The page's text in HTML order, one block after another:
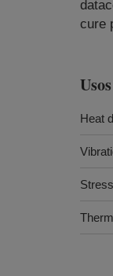
cure
Usos
Heat